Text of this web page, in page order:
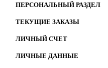
ПЕРСОНАЛЬНЫЙ РАЗДЕЛ
ТЕКУЩИЕ ЗАКАЗЫ
ЛИЧНЫЙ СЧЕТ
ЛИЧНЫЕ ДАННЫЕ